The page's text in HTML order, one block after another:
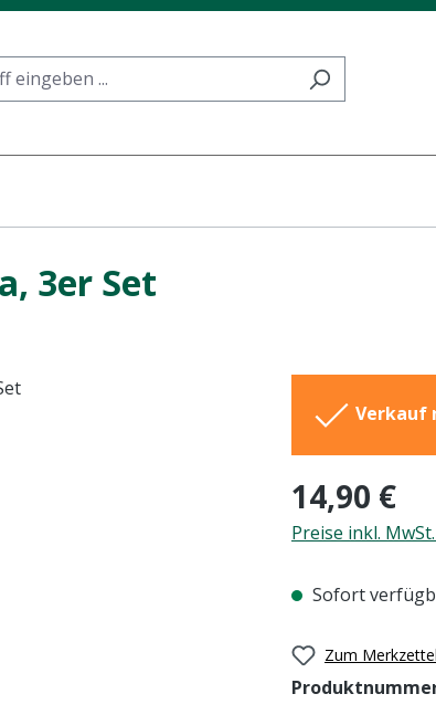
3er Set
Verkauf
Regulärer Preis:
14,90 €
Preise inkl.
Sofort
Zum